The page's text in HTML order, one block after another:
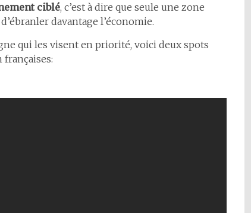
ciblé, c’est à dire que seule une zone
davantage l’économie.
qui les visent en priorité, voici deux spots